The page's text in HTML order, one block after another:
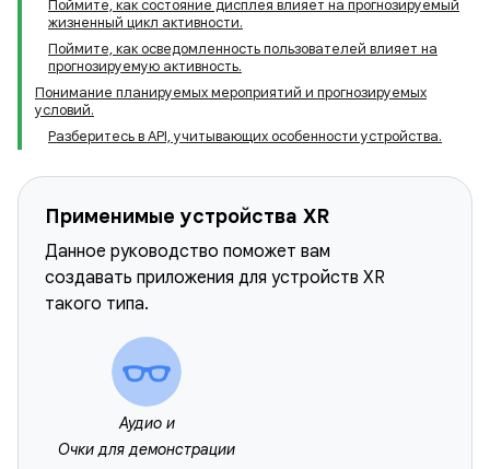
Поймите, как состояние дисплея влияет на прогнозируемый
жизненный цикл активности.
Поймите, как осведомленность пользователей влияет на
прогнозируемую активность.
Понимание планируемых мероприятий и прогнозируемых
условий.
Разберитесь в API, учитывающих особенности устройства.
Применимые устройства XR
Данное руководство поможет вам
создавать приложения для устройств XR
такого типа.
Аудио и
Очки для демонстрации